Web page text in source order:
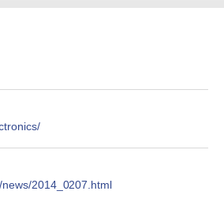
2014_0207.html